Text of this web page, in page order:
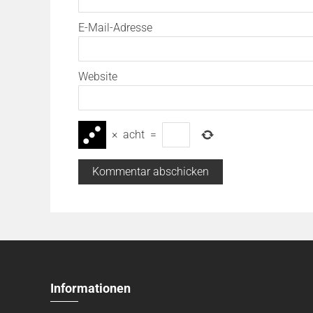
E-Mail-Adresse
Website
× acht =
Informationen